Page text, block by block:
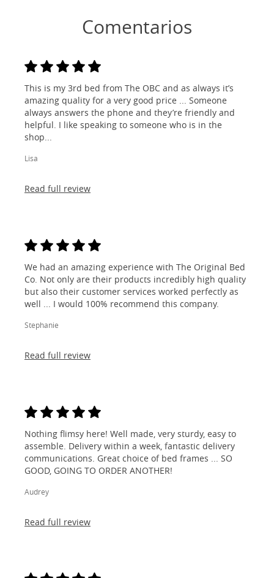
Comentarios
This is my 3rd bed from The OBC and as always it’s
amazing quality for a very good price ... Someone
always answers the phone and they’re friendly and
helpful. I like speaking to someone who is in the
shop...
Lisa
Read full review
We had an amazing experience with The Original Bed
Co. Not only are their products incredibly high quality
but also their customer services worked perfectly as
well ... I would 100% recommend this company.
Stephanie
Read full review
Nothing flimsy here! Well made, very sturdy, easy to
assemble. Delivery within a week, fantastic delivery
communications. Great choice of bed frames ... SO
GOOD, GOING TO ORDER ANOTHER!
Audrey
Read full review